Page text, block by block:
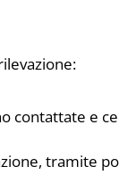
contattate e
tramite